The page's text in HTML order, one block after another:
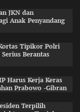
JKN dan
Anak Penyandang
Tipikor Polri
Berantas
Harus Kerja Keras
Prabowo -Gibran
Terpilih